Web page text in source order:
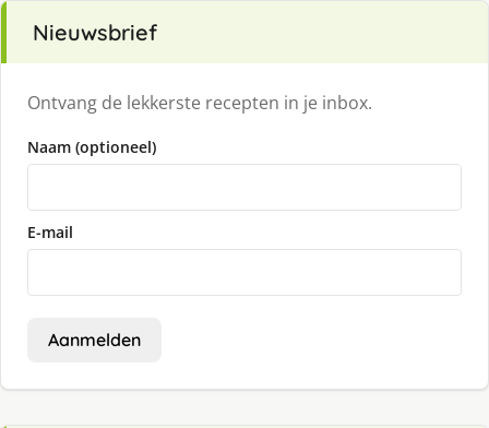
Nieuwsbrief
Ontvang de lekkerste recepten in je inbox.
Naam (optioneel)
E-mail
Aanmelden